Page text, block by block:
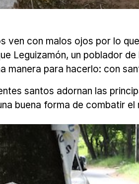
ven con malos ojos por lo
Leguizamón, un poblador
manera para hacerlo: con
santos adornan las
buena forma de combatir el